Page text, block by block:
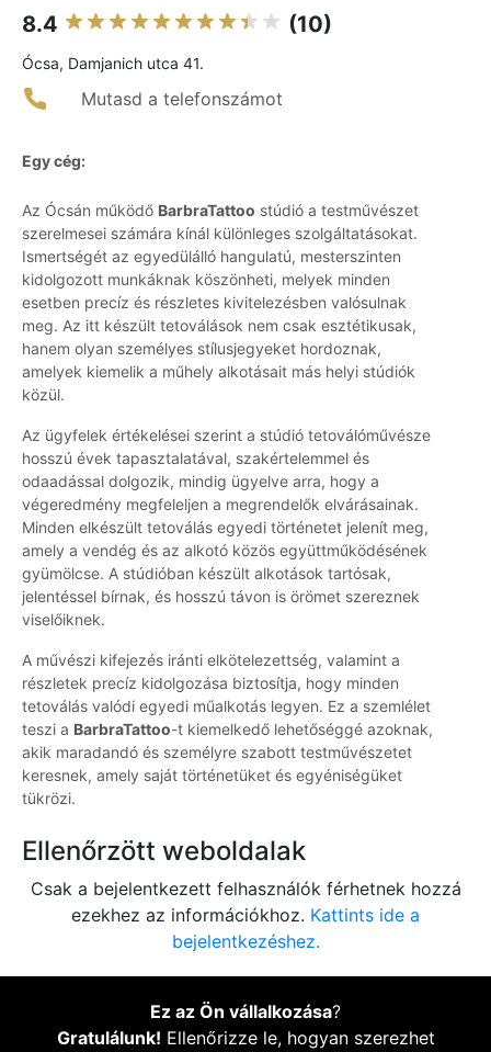
8.4 (10)
Ócsa, Damjanich utca 41.
Mutasd a telefonszámot
Egy cég:
Az Ócsán működő BarbraTattoo stúdió a testművészet
szerelmesei számára kínál különleges szolgáltatásokat.
Ismertségét az egyedülálló hangulatú, mesterszinten
kidolgozott munkáknak köszönheti, melyek minden
esetben precíz és részletes kivitelezésben valósulnak
meg. Az itt készült tetoválások nem csak esztétikusak,
hanem olyan személyes stílusjegyeket hordoznak,
amelyek kiemelik a műhely alkotásait más helyi stúdiók
közül.
Az ügyfelek értékelései szerint a stúdió tetoválóművésze
hosszú évek tapasztalatával, szakértelemmel és
odaadással dolgozik, mindig ügyelve arra, hogy a
végeredmény megfeleljen a megrendelők elvárásainak.
Minden elkészült tetoválás egyedi történetet jelenít meg,
amely a vendég és az alkotó közös együttműködésének
gyümölcse. A stúdióban készült alkotások tartósak,
jelentéssel bírnak, és hosszú távon is örömet szereznek
viselőiknek.
A művészi kifejezés iránti elkötelezettség, valamint a
részletek precíz kidolgozása biztosítja, hogy minden
tetoválás valódi egyedi műalkotás legyen. Ez a szemlélet
teszi a BarbraTattoo-t kiemelkedő lehetőséggé azoknak,
akik maradandó és személyre szabott testművészetet
keresnek, amely saját történetüket és egyéniségüket
tükrözi.
Ellenőrzött weboldalak
Csak a bejelentkezett felhasználók férhetnek hozzá
ezekhez az információkhoz. Kattints ide a
bejelentkezéshez.
Ez az Ön vállalkozása?
Gratulálunk! Ellenőrizze le, hogyan szerezhet